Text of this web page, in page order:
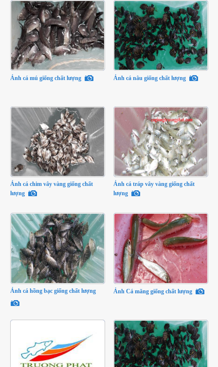
Ảnh cá mú giống chất lượng Ảnh cá nâu giống chất lượng
Ảnh cá chim vây vàng giống chất
lượng
Ảnh cá tráp vây vàng giống chất
lượng
Ảnh cá hồng bạc giống chất lượng Ảnh Cá măng giống chất lượng